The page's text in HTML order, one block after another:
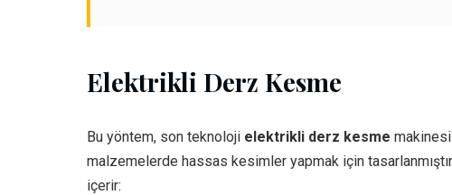
Elektrikli Derz Kesme
Bu yöntem, son teknoloji elektrikli derz kesme
malzemelerde hassas kesimler yapmak için
içerir: